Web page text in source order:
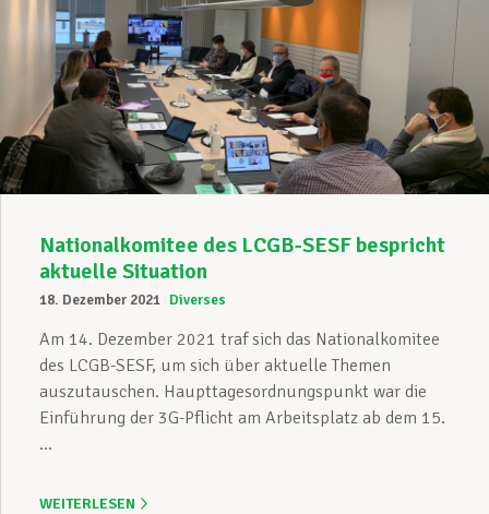
Nationalkomitee des LCGB-SESF bespricht
aktuelle Situation
18. Dezember 2021 Diverses
Am 14. Dezember 2021 traf sich das Nationalkomitee
des LCGB-SESF, um sich über aktuelle Themen
auszutauschen. Haupttagesordnungspunkt war die
Einführung der 3G-Pflicht am Arbeitsplatz ab dem 15.
...
WEITERLESEN